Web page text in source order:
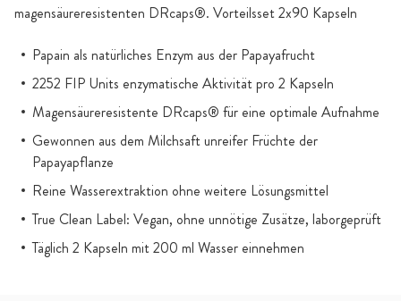
magensäureresistenten DRcaps®. Vorteilsset 2x90 Kapseln
Papain als natürliches Enzym aus der Papayafrucht
2252 FIP Units enzymatische Aktivität pro 2 Kapseln
Magensäureresistente DRcaps® für eine optimale Aufnahme
Gewonnen aus dem Milchsaft unreifer Früchte der
Papayapflanze
Reine Wasserextraktion ohne weitere Lösungsmittel
True Clean Label: Vegan, ohne unnötige Zusätze, laborgeprüft
Täglich 2 Kapseln mit 200 ml Wasser einnehmen